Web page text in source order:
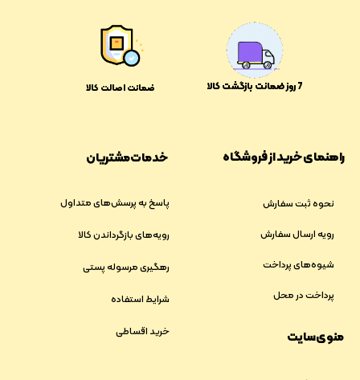
ضمانت اصالت کالا
راهنمای خرید از فروشگاه
نحوه ثبت سفارش
رویه ارسال سفارش
شیوه‌های پرداخت
پرداخت در محل
خدمات مشتریان
پاسخ به پرسش‌های متداول
رویه‌های بازگرداندن کالا
رهگیری مرسوله پستی
شرایط استفاده
خرید اقساطی
منوی سایت
​​7 روز ضمانت بازگشت کالا